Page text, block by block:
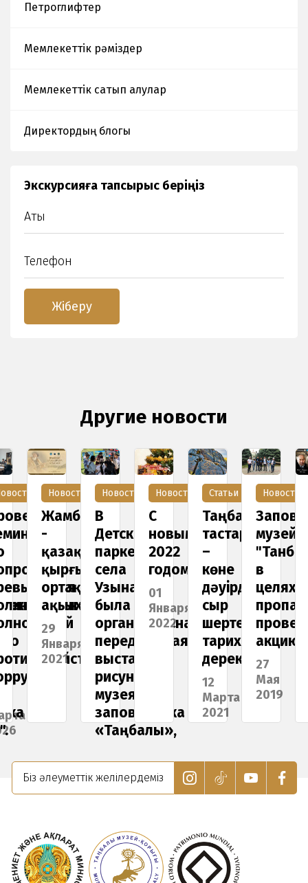
Петроглифтер
Мемлекеттік рәміздер
Мемлекеттік сатып алулар
Директордың блогы
Экскурсияға тапсырыс беріңіз
Другие новости
Новости
Жамбыл
-
қазақ-
қырғызға
ортақ
ақын
29
Января
2021
Новости
В
Детском
парке
села
Узынагаш
была
организована
передвижная
выставка
рисунков
музея-
заповедника
«Таңбалы»,
1
июня
дню
защиты
детей
Новости
С
новым
2022
годом!
01
Января
2022
Статьи
Таңбалы
тастары
–
көне
дәуірден
сыр
шертетін
тарихи
дерек
12
Марта
2021
Новости
музей
в
целях
акцию
27
Мая
2019
Біз әлеуметтік желілердеміз